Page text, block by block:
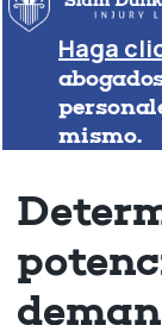
Haga
mismo.